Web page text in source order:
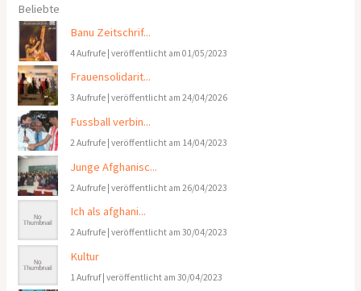
Beliebte
Banu Zeitschrif...
4 Aufrufe |veröffentlicht am 01/05/2023
Frauensolidarit...
3 Aufrufe |veröffentlicht am 24/04/2026
Fussball verbin...
2 Aufrufe |veröffentlicht am 14/04/2023
Junge Afghanisc...
2 Aufrufe |veröffentlicht am 26/04/2023
Ich als afghani...
2 Aufrufe |veröffentlicht am 30/04/2023
Kultur
1 Aufruf|veröffentlicht am 30/04/2023